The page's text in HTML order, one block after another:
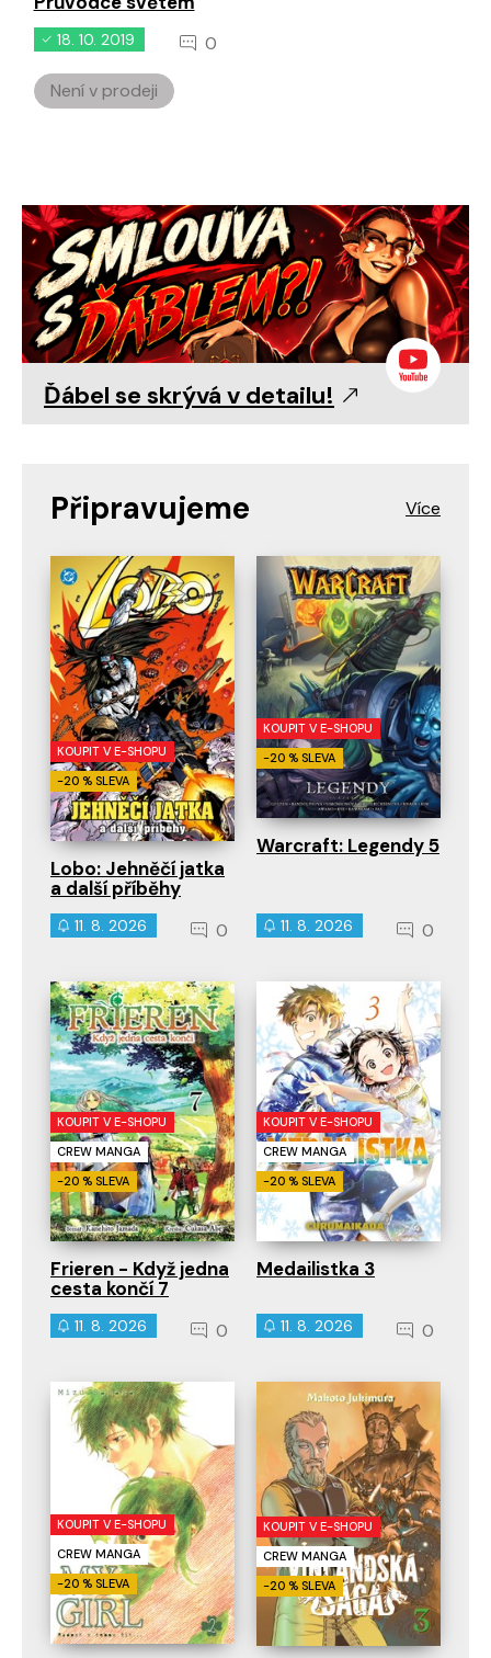
18. 10. 2019 0
Není v prodeji
Ďábel se skrývá v detailu!
Připravujeme
KOUPIT V E-SHOPU
-20 % SLEVA
Lobo: Jehněčí jatka
a další příběhy
11. 8. 2026 0
KOUPIT V E-SHOPU
-20 % SLEVA
Warcraft: Legendy 5
11. 8. 2026 0
KOUPIT V E-SHOPU
CREW MANGA
-20 % SLEVA
Frieren - Když jedna
cesta končí 7
11. 8. 2026 0
KOUPIT V E-SHOPU
CREW MANGA
-20 % SLEVA
Medailistka 3
11. 8. 2026 0
KOUPIT V E-SHOPU
CREW MANGA
-20 % SLEVA
KOUPIT V E-SHOPU
CREW MANGA
-20 % SLEVA